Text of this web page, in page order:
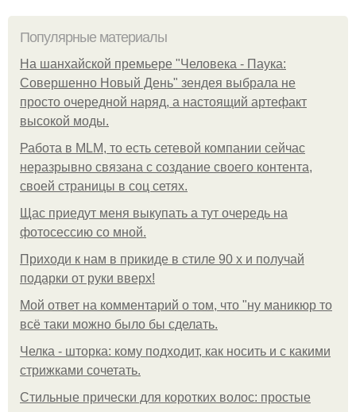
Популярные материалы
На шанхайской премьере "Человека - Паука:
Совершенно Новый День" зендея выбрала не
просто очередной наряд, а настоящий артефакт
высокой моды.
Работа в MLM, то есть сетевой компании сейчас
неразрывно связана с создание своего контента,
своей страницы в соц сетях.
Щас приедут меня выкупать а тут очередь на
фотосессию со мной.
Приходи к нам в прикиде в стиле 90 х и получай
подарки от руки вверх!
Мой ответ на комментарий о том, что "ну маникюр то
всё таки можно было бы сделать.
Челка - шторка: кому подходит, как носить и с какими
стрижками сочетать.
Стильные прически для коротких волос: простые